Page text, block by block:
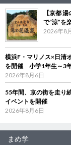
【京都
で“涼”を
2026年8
横浜F・マリノス×日清
を開催 小学1年生～3
2026年8月6日
55年間、京の街を走り
イベントを開催
2026年8月6日
まめ学